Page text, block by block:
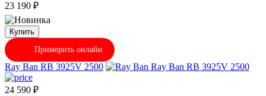
23 190 ₽
Купить
Примерить онлайн
Ray Ban RB 3925V 2500
24 590 ₽